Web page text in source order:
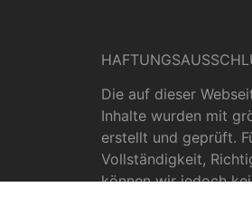
Die auf dieser
Inhalte wurden mit
erstellt und geprüft.
Vollständigkeit,
können wir jedoch